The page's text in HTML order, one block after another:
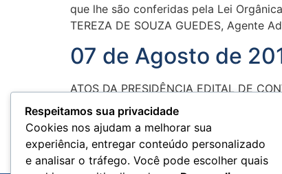
que lhe são conferidas pela Lei
TEREZA DE SOUZA GUEDES, Agente
07 de Agosto de
ATOS DA PRESIDÊNCIA EDITAL DE
DOS GUARARAPES. Data: 15/08/
da Câmara). Discussão do Projeto de
Respeitamos sua privacidade
Cookies nos ajudam a melhorar sua
experiência, entregar conteúdo personalizado
e analisar o tráfego. Você pode escolher quais